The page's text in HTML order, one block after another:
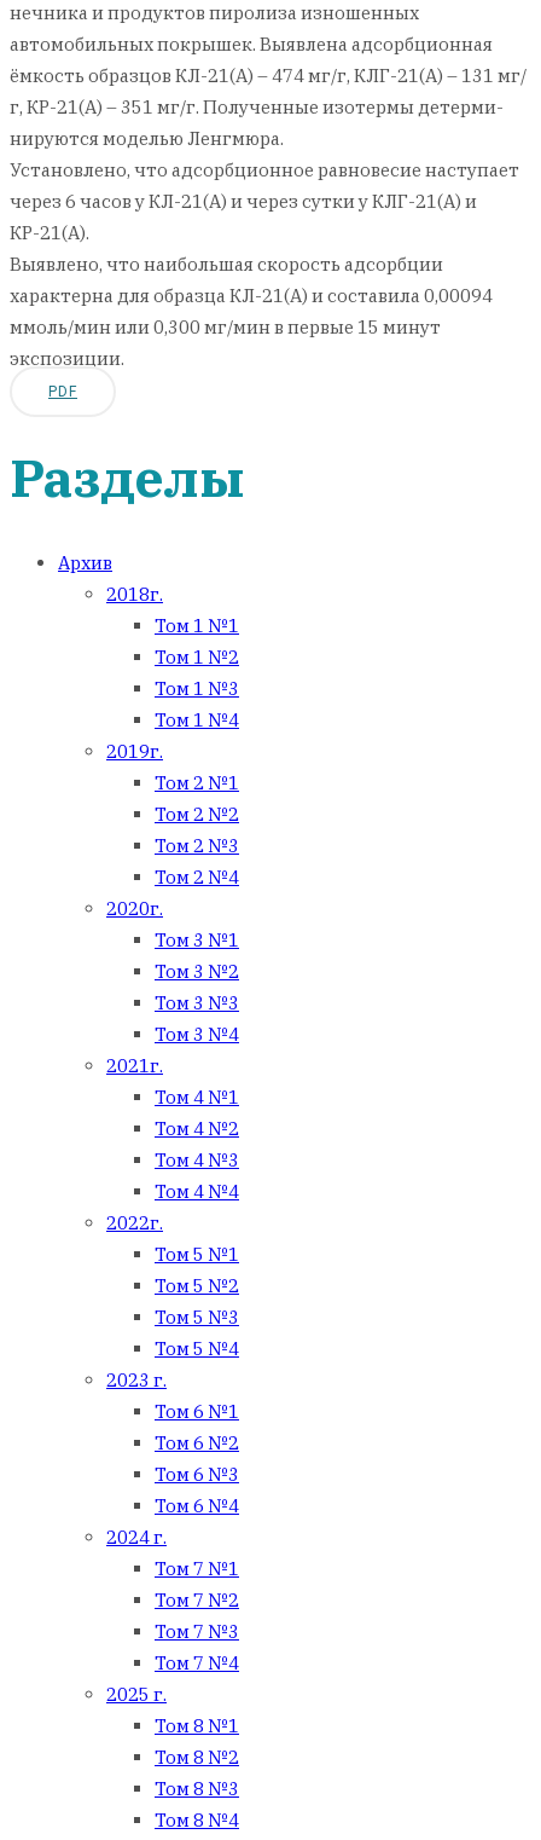
нечника и продуктов пиролиза изношенных
автомобильных покрышек. Выявлена адсорбционная
ёмкость образцов КЛ-21(А) – 474 мг/г, КЛГ-21(А) – 131 мг/
г, КР-21(А) – 351 мг/г. Полученные изотермы детерми-
нируются моделью Ленгмюра.
Установлено, что адсорбционное равновесие наступает
через 6 часов у КЛ-21(А) и через сутки у КЛГ-21(А) и
КР-21(А).
Выявлено, что наибольшая скорость адсорбции
характерна для образца КЛ-21(А) и составила 0,00094
ммоль/мин или 0,300 мг/мин в первые 15 минут
экспозиции.
PDF
Разделы
Архив
2018г.
Том 1 №1
Том 1 №2
Том 1 №3
Том 1 №4
2019г.
Том 2 №1
Том 2 №2
Том 2 №3
Том 2 №4
2020г.
Том 3 №1
Том 3 №2
Том 3 №3
Том 3 №4
2021г.
Том 4 №1
Том 4 №2
Том 4 №3
Том 4 №4
2022г.
Том 5 №1
Том 5 №2
Том 5 №3
Том 5 №4
2023 г.
Том 6 №1
Том 6 №2
Том 6 №3
Том 6 №4
2024 г.
Том 7 №1
Том 7 №2
Том 7 №3
Том 7 №4
2025 г.
Том 8 №1
Том 8 №2
Том 8 №3
Том 8 №4